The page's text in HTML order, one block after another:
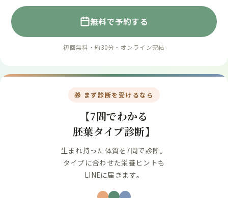
無料で予約する
初回無料・約30分・オンライン完結
🎁 まず診断を受けるなら
【7問でわかる
胚葉タイプ診断】
生まれ持った体質を7問で診断。
タイプに合わせた栄養ヒントも
LINEに届きます。